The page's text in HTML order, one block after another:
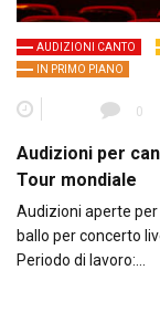
AUDIZIONI CANTO
IN PRIMO PIANO
0
Audizioni per
Tour mondiale
Audizioni aperte per
ballo per concerto
Periodo di lavoro:…